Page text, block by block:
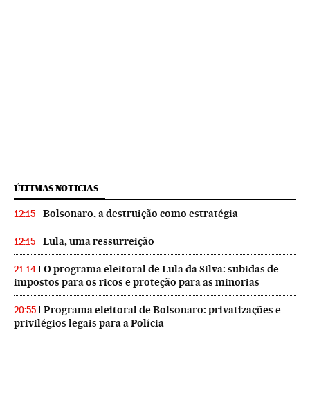
ÚLTIMAS NOTICIAS
12:15 Bolsonaro, a destruição como estratégia
12:15 Lula, uma ressurreição
21:14
O programa eleitoral de Lula da Silva: subidas de
impostos para os ricos e proteção para as minorias
20:55
Programa eleitoral de Bolsonaro: privatizações e
privilégios legais para a Polícia